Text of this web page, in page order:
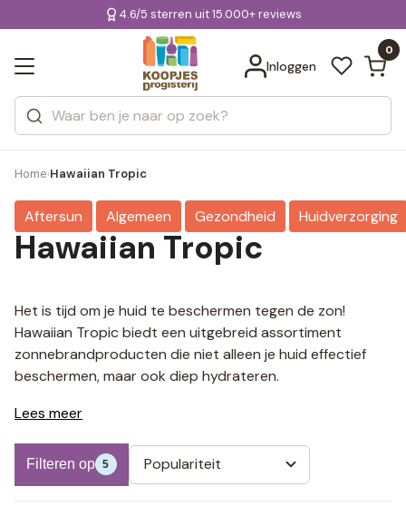
voor 20:00 uur besteld
Gratis bezorging
4.6/5 sterren uit 15.000+ reviews
Inloggen
0
Zoeken
Categorieën
Merken
Bekijk alle resultaten
Home›Hawaiian Tropic
Aftersun Algemeen Gezondheid Huidverzorging
Hawaiian Tropic
Het is tijd om je huid te beschermen tegen de zon!
Hawaiian Tropic biedt een uitgebreid assortiment
zonnebrandproducten die niet alleen je huid effectief
beschermen, maar ook diep hydrateren.
Lees meer
Filteren op 5 Populariteit